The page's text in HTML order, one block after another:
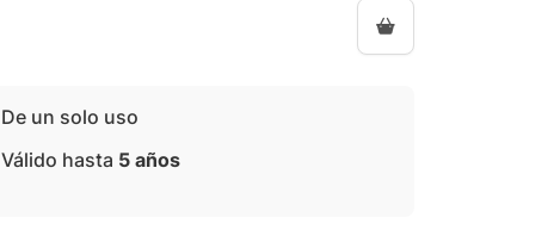
De un solo uso
Válido hasta 5 años